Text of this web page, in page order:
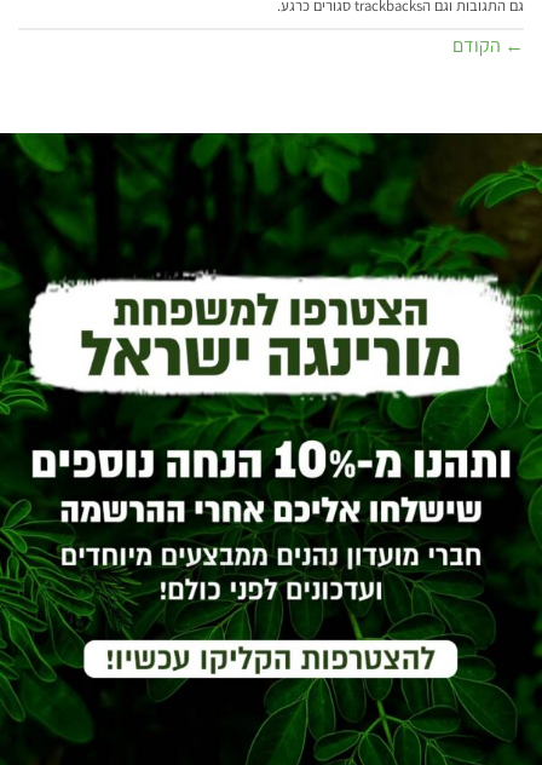
גם התגובות וגם הtrackbacks סגורים כרגע.
← הקודם